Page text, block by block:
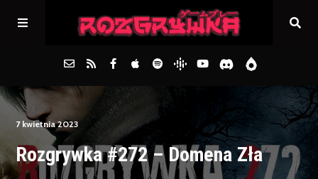
Główna
Archiwum
7 kwietnia 2023
Rozgrywka #272 – Domena Zła